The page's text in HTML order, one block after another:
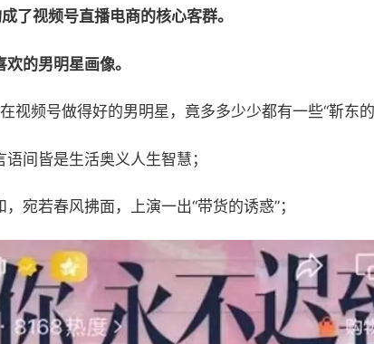
了视频号直播电商的核心客群。
的男明星画像。
视频号做得好的男明星，竟多多少少都有一些“靳东
间皆是生活奥义人生智慧；
宛若春风拂面，上演一出“带货的诱惑”；